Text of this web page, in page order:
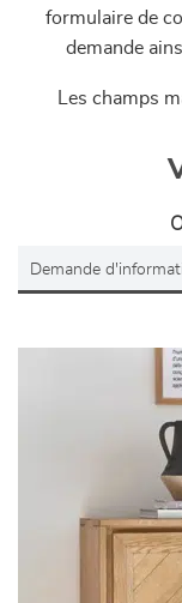
formulaire de
demande
Les champs